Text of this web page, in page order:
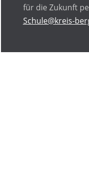
für die Zukunft
Schule@kreis-